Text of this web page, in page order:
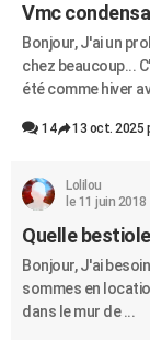
Vmc
Bonjour, J'ai un
chez beaucoup...
été comme hiver
14 13 oct. 2025
Lolilou
le 11 juin 2018
Quelle
Bonjour, J'ai
sommes en
dans le mur de ...